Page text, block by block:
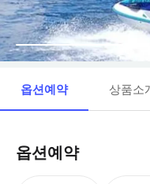
옵션예약 상품소
옵션예약